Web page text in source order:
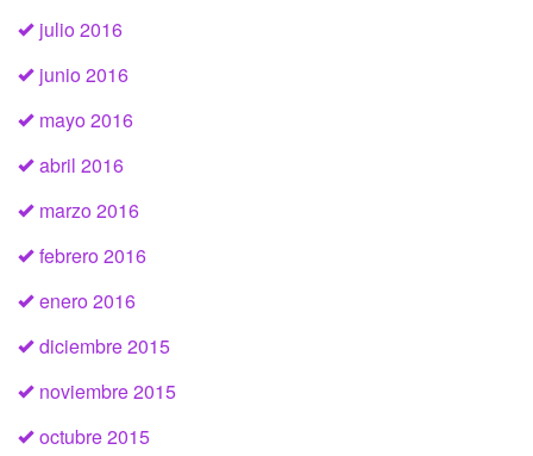
julio 2016
junio 2016
mayo 2016
abril 2016
marzo 2016
febrero 2016
enero 2016
diciembre 2015
noviembre 2015
octubre 2015